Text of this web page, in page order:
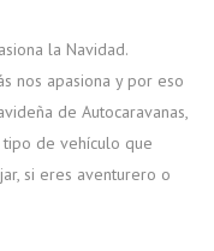
la Navidad.
nos apasiona y por eso
de Autocaravanas,
de vehículo que
si eres aventurero o